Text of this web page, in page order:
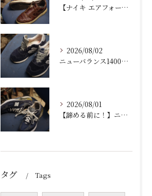
【ナイキ エアフォース1 修理】加水分解したソール内部クッション交換＆オパンケ縫いで劇的復活！
2026/08/02
ニューバランス1400のベロ（タン）合皮剥がれ・劣化を本革で劇的修復！耐久性を格段に高めるプロの本格修理
2026/08/01
【諦める前に！】ニューバランス993の加水分解は直せる！Vibramソールで蘇るオールソール交換修理の徹底解説
タグ Tags